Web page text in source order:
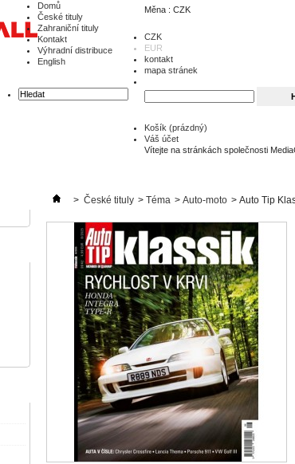
Měna : CZK
CZK
EUR
kontakt
mapa stránek
Košík (prázdný)
Váš účet
Vítejte na stránkách společnosti
Domů
České tituly
Zahraniční tituly
Kontakt
Výhradní distribuce
English
> České tituly > Téma > Auto-moto > Auto Tip